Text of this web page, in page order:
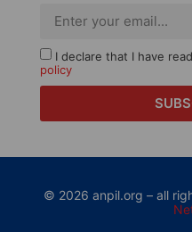
I declare that I have
policy
© 2026 anpil.org – all